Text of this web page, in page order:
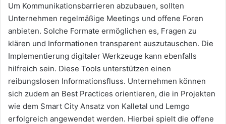
Um Kommunikationsbarrieren abzubauen, sollten
Unternehmen regelmäßige Meetings und offene Foren
anbieten. Solche Formate ermöglichen es, Fragen zu
klären und Informationen transparent auszutauschen. Die
Implementierung digitaler Werkzeuge kann ebenfalls
hilfreich sein. Diese Tools unterstützen einen
reibungslosen Informationsfluss. Unternehmen können
sich zudem an Best Practices orientieren, die in Projekten
wie dem Smart City Ansatz von Kalletal und Lemgo
erfolgreich angewendet werden. Hierbei spielt die offene